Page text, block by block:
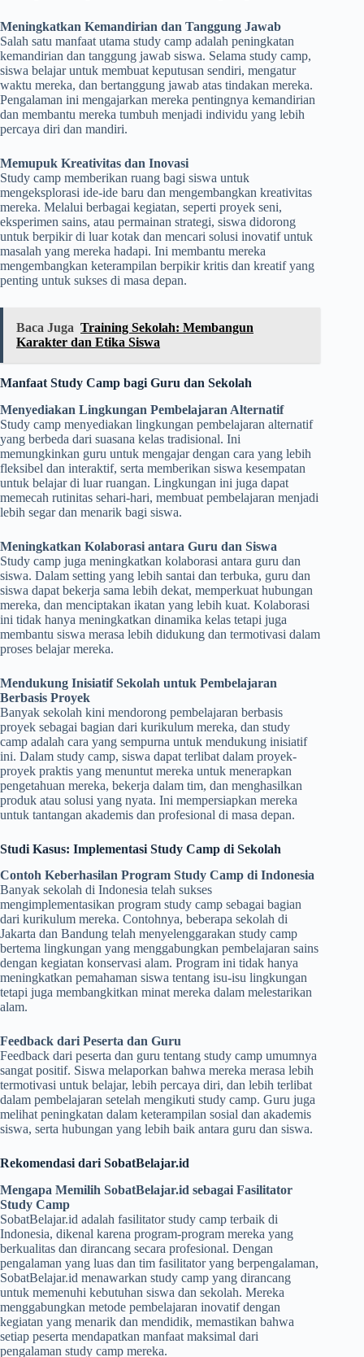
Meningkatkan Kemandirian dan Tanggung Jawab
Salah satu manfaat utama study camp adalah peningkatan
kemandirian dan tanggung jawab siswa. Selama study camp,
siswa belajar untuk membuat keputusan sendiri, mengatur
waktu mereka, dan bertanggung jawab atas tindakan mereka.
Pengalaman ini mengajarkan mereka pentingnya kemandirian
dan membantu mereka tumbuh menjadi individu yang lebih
percaya diri dan mandiri.
Memupuk Kreativitas dan Inovasi
Study camp memberikan ruang bagi siswa untuk
mengeksplorasi ide-ide baru dan mengembangkan kreativitas
mereka. Melalui berbagai kegiatan, seperti proyek seni,
eksperimen sains, atau permainan strategi, siswa didorong
untuk berpikir di luar kotak dan mencari solusi inovatif untuk
masalah yang mereka hadapi. Ini membantu mereka
mengembangkan keterampilan berpikir kritis dan kreatif yang
penting untuk sukses di masa depan.
Baca Juga Training Sekolah: Membangun
Karakter dan Etika Siswa
Manfaat Study Camp bagi Guru dan Sekolah
Menyediakan Lingkungan Pembelajaran Alternatif
Study camp menyediakan lingkungan pembelajaran alternatif
yang berbeda dari suasana kelas tradisional. Ini
memungkinkan guru untuk mengajar dengan cara yang lebih
fleksibel dan interaktif, serta memberikan siswa kesempatan
untuk belajar di luar ruangan. Lingkungan ini juga dapat
memecah rutinitas sehari-hari, membuat pembelajaran menjadi
lebih segar dan menarik bagi siswa.
Meningkatkan Kolaborasi antara Guru dan Siswa
Study camp juga meningkatkan kolaborasi antara guru dan
siswa. Dalam setting yang lebih santai dan terbuka, guru dan
siswa dapat bekerja sama lebih dekat, memperkuat hubungan
mereka, dan menciptakan ikatan yang lebih kuat. Kolaborasi
ini tidak hanya meningkatkan dinamika kelas tetapi juga
membantu siswa merasa lebih didukung dan termotivasi dalam
proses belajar mereka.
Mendukung Inisiatif Sekolah untuk Pembelajaran
Berbasis Proyek
Banyak sekolah kini mendorong pembelajaran berbasis
proyek sebagai bagian dari kurikulum mereka, dan study
camp adalah cara yang sempurna untuk mendukung inisiatif
ini. Dalam study camp, siswa dapat terlibat dalam proyek-
proyek praktis yang menuntut mereka untuk menerapkan
pengetahuan mereka, bekerja dalam tim, dan menghasilkan
produk atau solusi yang nyata. Ini mempersiapkan mereka
untuk tantangan akademis dan profesional di masa depan.
Studi Kasus: Implementasi Study Camp di Sekolah
Contoh Keberhasilan Program Study Camp di Indonesia
Banyak sekolah di Indonesia telah sukses
mengimplementasikan program study camp sebagai bagian
dari kurikulum mereka. Contohnya, beberapa sekolah di
Jakarta dan Bandung telah menyelenggarakan study camp
bertema lingkungan yang menggabungkan pembelajaran sains
dengan kegiatan konservasi alam. Program ini tidak hanya
meningkatkan pemahaman siswa tentang isu-isu lingkungan
tetapi juga membangkitkan minat mereka dalam melestarikan
alam.
Feedback dari Peserta dan Guru
Feedback dari peserta dan guru tentang study camp umumnya
sangat positif. Siswa melaporkan bahwa mereka merasa lebih
termotivasi untuk belajar, lebih percaya diri, dan lebih terlibat
dalam pembelajaran setelah mengikuti study camp. Guru juga
melihat peningkatan dalam keterampilan sosial dan akademis
siswa, serta hubungan yang lebih baik antara guru dan siswa.
Rekomendasi dari SobatBelajar.id
Mengapa Memilih SobatBelajar.id sebagai Fasilitator
Study Camp
SobatBelajar.id adalah fasilitator study camp terbaik di
Indonesia, dikenal karena program-program mereka yang
berkualitas dan dirancang secara profesional. Dengan
pengalaman yang luas dan tim fasilitator yang berpengalaman,
SobatBelajar.id menawarkan study camp yang dirancang
untuk memenuhi kebutuhan siswa dan sekolah. Mereka
menggabungkan metode pembelajaran inovatif dengan
kegiatan yang menarik dan mendidik, memastikan bahwa
setiap peserta mendapatkan manfaat maksimal dari
pengalaman study camp mereka.